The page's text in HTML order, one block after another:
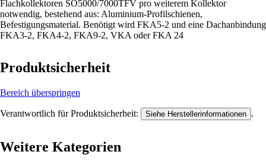
Flachkollektoren SO5000/7000TFV pro weiterem Kollektor
notwendig, bestehend aus: Aluminium-Profilschienen,
Befestigungsmaterial. Benötigt wird FKA5-2 und eine Dachanbindung
FKA3-2, FKA4-2, FKA9-2, VKA oder FKA 24
Produktsicherheit
Bereich überspringen
Verantwortlich für Produktsicherheit: Siehe Herstellerinformationen .
Weitere Kategorien